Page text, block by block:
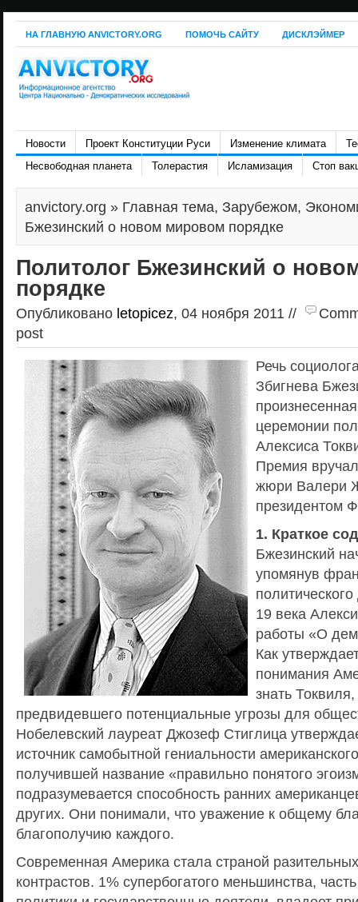
НА ГЛАВНУЮ ANVICTORY.ORG ПОМОЧЬ САЙТУ ДИСКЛЭЙМЕР
Новости Проект Конституции Руси Изменение климата
Несвободная планета
Толерастия Исламизация Стоп
anvictory.org » Главная тема, Зарубежом,
Бжезинский о новом мировом порядке
Политолог Бжезинский о
порядке
Опубликовано letopicez, 04 ноября 2011 //
post
Речь
Збигнева
церемонии
Алексиса
Премия
жюри Валери
президентом
1. Краткое
Бжезинский
упомянув
19 века
работы «О
Как
понимания
знать
предвидевшего потенциальные угрозы для
Нобелевский лауреат Джозеф Стиглица
источник самобытной гениальности
получившей название «правильно понятого
подразумевается способность ранних
других. Они понимали, что уважение к общему
благополучию каждого.
Современная Америка стала страной
контрастов. 1% супербогатого меньшинства,